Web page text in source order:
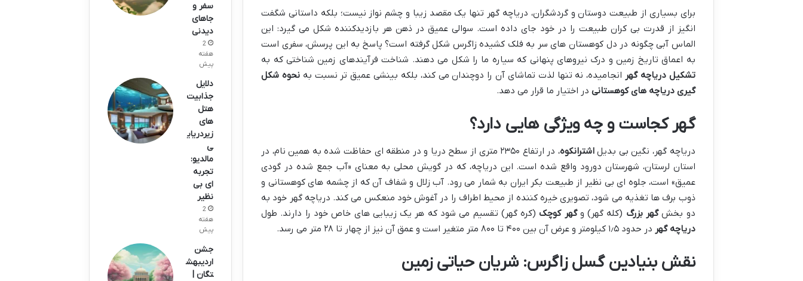
برای بسیاری از طبیعت دوستان و گردشگران، دریاچه گهر تنها یک مقصد زیبا و چشم نواز نیست؛ بلکه داستانی شگفت
انگیز از قدرت بی کران طبیعت را در خود جای داده است. سوالی عمیق در ذهن هر بازدیدکننده شکل می گیرد: این
الماس آبی چگونه در دل کوهستان های سر به فلک کشیده زاگرس شکل گرفته است؟ پاسخ به این پرسش، سفری است
به اعماق تاریخ زمین و درک نیروهای پنهانی که سیاره ما را شکل می دهند. شناخت فرآیندهای زمین شناختی که به
تشکیل دریاچه گهر انجامیده، نه تنها لذت تماشای آن را دوچندان می کند، بلکه بینشی عمیق تر نسبت به نحوه شکل
گیری دریاچه های کوهستانی در اختیار ما قرار می دهد.
گهر کجاست و چه ویژگی هایی دارد؟
دریاچه گهر، نگین بی بدیلاشترانکوه
، در ارتفاع ۲۳۵۰ متری از سطح دریا و در منطقه ای حفاظت شده به همین نام، در
استان لرستان، شهرستان دورود واقع شده است. این دریاچه، که در گویش محلی به معنای «آب جمع شده در گودی
عمیق» است، جلوه ای بی نظیر از طبیعت بکر ایران به شمار می رود. آب زلال و شفاف آن که از چشمه های کوهستانی و
ذوب برف ها تغذیه می شود، تصویری خیره کننده از محیط اطراف را در آغوش خود منعکس می کند. دریاچه گهر خود به
دو بخشگهر بزرگ (کله گهر) وگهر کوچک (کره گهر) تقسیم می شود که هر یک زیبایی های خاص خود را دارند. طول
دریاچه گهر در حدود ۱٫۵ کیلومتر و عرض آن بین ۴۰۰ تا ۸۰۰ متر متغیر است و عمق آن نیز از چهار تا ۲۸ متر می رسد.
نقش بنیادین گسل زاگرس: شریان حیاتی زمین
سفر و
جاهای
دیدنی
2
هفته
پیش
دلایل
جذابیت
هتل
های
زیردریای
ی
مالدیو:
تجربه
ای بی
نظیر
2
هفته
پیش
جشن
اردیبهش
تگان |